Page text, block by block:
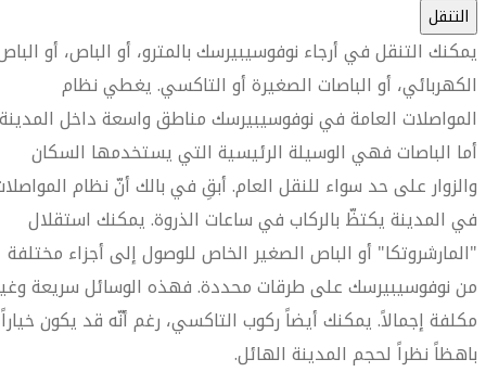
التنقل
يمكنك التنقل في أرجاء نوفوسيبيرسك بالمترو، أو الباص، أو
الكهربائي، أو الباصات الصغيرة أو التاكسي. يغطي نظام
المواصلات العامة في نوفوسيبيرسك مناطق واسعة داخل
أما الباصات فهي الوسيلة الرئيسية التي يستخدمها السكان
والزوار على حد سواء للنقل العام. أبقِ في بالك أنّ نظام
في المدينة يكتظّ بالركاب في ساعات الذروة. يمكنك استقلال
"المارشروتكا" أو الباص الصغير الخاص للوصول إلى أجزاء مختلفة
من نوفوسيبيرسك على طرقات محددة. فهذه الوسائل سريعة
مكلفة إجمالاً. يمكنك أيضاً ركوب التاكسي، رغم أنّه قد يكون خياراً
باهظاً نظراً لحجم المدينة الهائل.